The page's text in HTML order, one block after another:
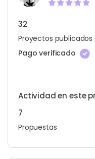
32
Proyectos publicados
Pago verificado
Actividad en este
7
Propuestas